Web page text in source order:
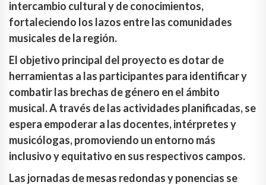
intercambio cultural y de conocimientos,
fortaleciendo los lazos entre las comunidades
musicales de la región.
El objetivo principal del proyecto es dotar de
herramientas a las participantes para identificar y
combatir las brechas de género en el ámbito
musical. A través de las actividades planificadas, se
espera empoderar a las docentes, intérpretes y
musicólogas, promoviendo un entorno más
inclusivo y equitativo en sus respectivos campos.
Las jornadas de mesas redondas y ponencias se